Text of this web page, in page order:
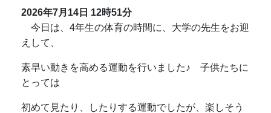
2026年7月14日 12時51分
今日は、4年生の体育の時間に、大学の先生をお迎
えして、
素早い動きを高める運動を行いました♪ 子供たちに
とっては
初めて見たり、したりする運動でしたが、楽しそう